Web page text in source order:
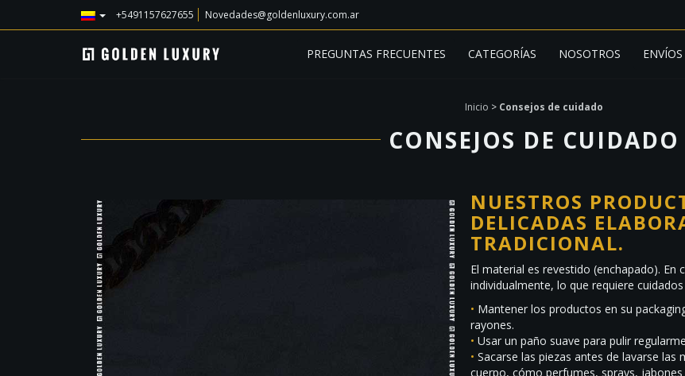
+5491157627655 Novedades@goldenluxury.com.ar
PREGUNTAS FRECUENTES CATEGORÍAS NOSOTROS ENVÍOS
Inicio > Consejos de cuidado
CONSEJOS DE CUIDADO
NUESTROS
DELICADAS
TRADICIONAL.
El material es revestido (enchapado).
individualmente, lo que requiere cuidados
• Mantener los productos en su
rayones.
• Usar un paño suave para pulir
• Sacarse las piezas antes de lavarse
cuerpo, cómo perfumes, sprays,